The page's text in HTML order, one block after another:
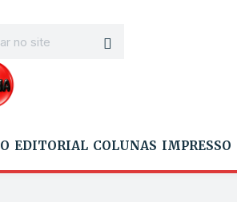
EDITORIAL COLUNAS IMPRESSO